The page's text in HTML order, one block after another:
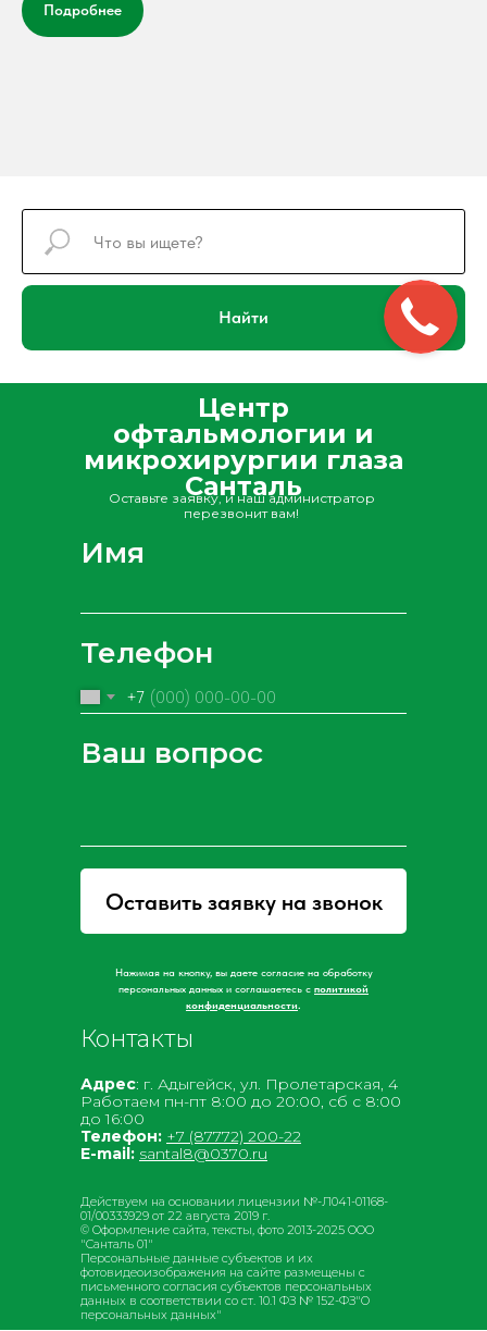
Подробнее
Найти
Центр
офтальмологии и
микрохирургии глаза
Cанталь
Имя
Телефон
+7
Ваш вопрос
Оставить заявку на звонок
Контакты
Адрес: г. Адыгейск, ул. Пролетарская, 4
Работаем пн-пт 8:00 до 20:00, сб с 8:00
до 16:00
Телефон: +7 (87772) 200-22
E-mail: santal8@0370.ru
Действуем на основании лицензии №-Л041-01168-
01/00333929 от 22 августа 2019 г.
© Оформление сайта, тексты, фото 2013-2025 ООО
"Санталь 01"
Персональные данные субъектов и их
фотовидеоизображения на сайте размещены с
письменного согла­сия субъектов персона­льных
данных в соотв­етствии со ст. 10.1 ФЗ № 152-ФЗ"О
персона­льных данных"
Оставьте заявку, и наш администратор
перезвонит вам!
Нажимая на кнопку, вы даете согласие на обработку
персональных данных и соглашаетесь c политикой
конфиденциальности.